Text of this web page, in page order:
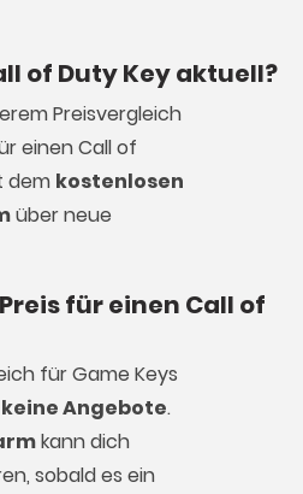
of Duty Key aktuell?
Preisvergleich
einen Call of
dem kostenlosen
über neue
für einen Call of
fürGame Keys
Angebote.
kann dich
sobald es ein